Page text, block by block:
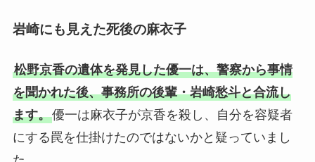
岩崎にも見えた死後の麻衣子
松野京香の遺体を発見した優一は、警察から事情
を聞かれた後、事務所の後輩・岩崎愁斗と合流し
ます。優一は麻衣子が京香を殺し、自分を容疑者
にする罠を仕掛けたのではないかと疑っていまし